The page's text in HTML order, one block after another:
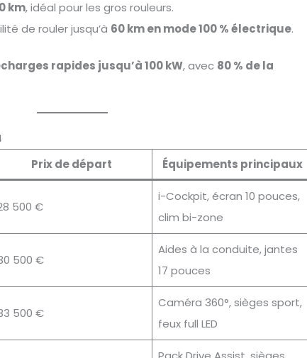
km, idéal pour les gros rouleurs.
de rouler jusqu’à 60 km en mode 100 % électrique.
rapides jusqu’à 100 kW, avec 80 % de la
Prix de départ Équipements principaux
500 €
i-Cockpit, écran 10 pouces,
clim bi-zone
500 €
Aides à la conduite, jantes
17 pouces
500 €
Caméra 360°, sièges sport,
feux full LED